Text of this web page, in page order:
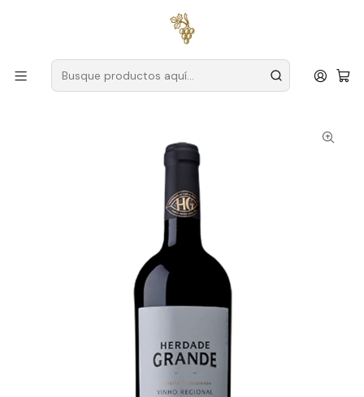
para pedidos superiores a
Productores Alentejo
Gran finca
Herdade Grande Tinto 2020 Vino Tinto Alentejo 75cl